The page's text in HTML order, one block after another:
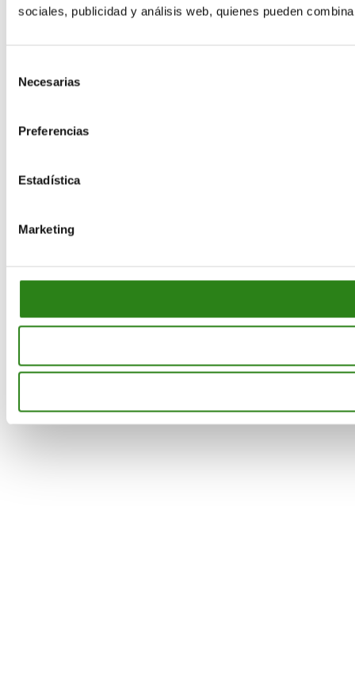
sociales, publicidad y análisis web, quienes pueden
Necesarias
Preferencias
Estadística
Marketing